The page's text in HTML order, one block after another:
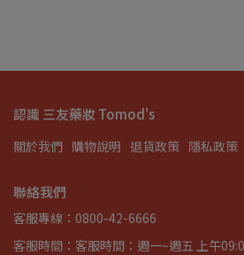
認識 三友藥妝 Tomod's
關於我們 購物說明 退貨政策 隱私政策
聯絡我們
客服專線：0800-42-6666
客服時間：客服時間：週一~週五 上午